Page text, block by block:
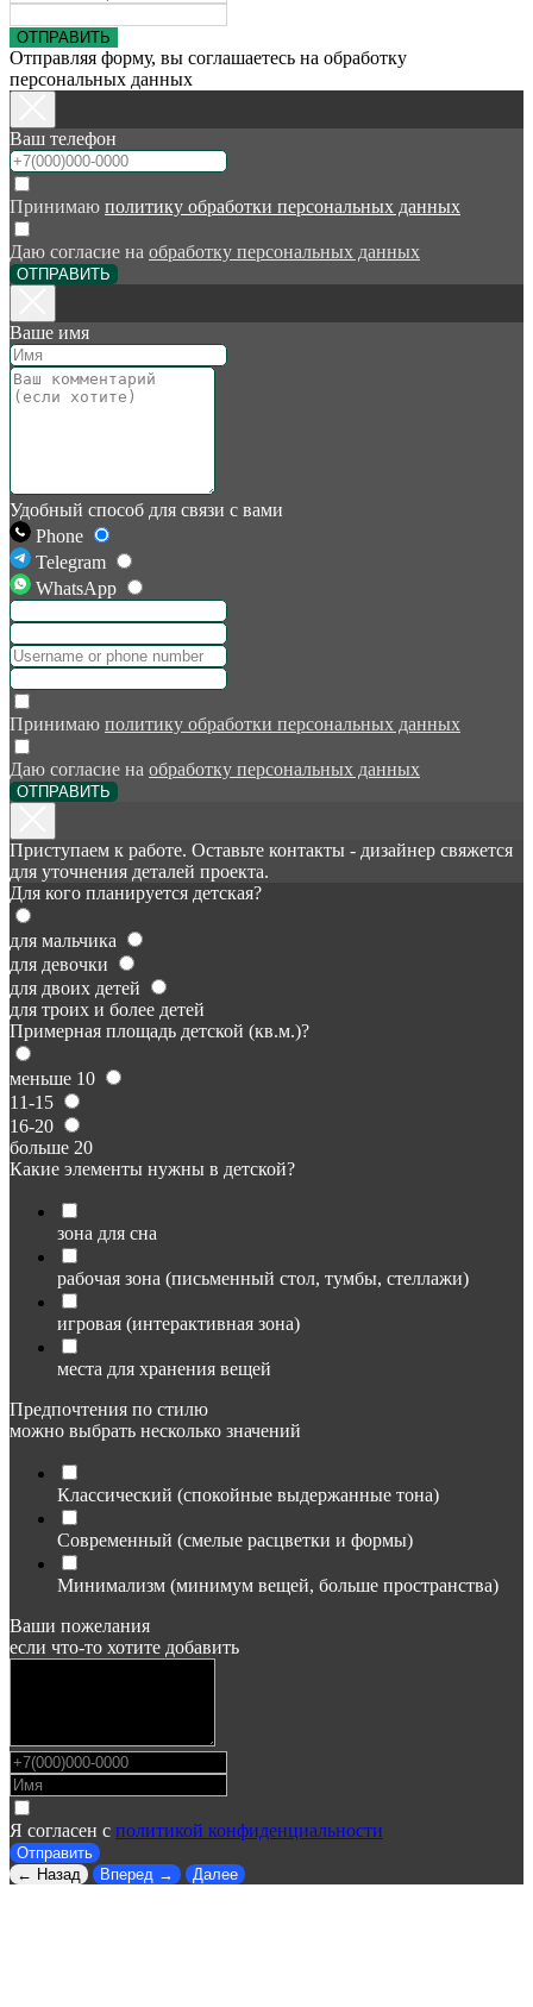
ОТПРАВИТЬ
Отправляя форму, вы соглашаетесь на обработку
персональных данных
Ваш телефон
Принимаю политику обработки персональных данных
Даю согласие на обработку персональных данных
ОТПРАВИТЬ
Ваше имя
Удобный способ для связи с вами
Phone
Telegram
WhatsApp
Принимаю политику обработки персональных данных
Даю согласие на обработку персональных данных
ОТПРАВИТЬ
Приступаем к работе. Оставьте контакты - дизайнер свяжется
для уточнения деталей проекта.
Для кого планируется детская?
для мальчика
для девочки
для двоих детей
для троих и более детей
Примерная площадь детской (кв.м.)?
меньше 10
11-15
16-20
больше 20
Какие элементы нужны в детской?
зона для сна
рабочая зона (письменный стол, тумбы, стеллажи)
игровая (интерактивная зона)
места для хранения вещей
Предпочтения по стилю
можно выбрать несколько значений
Классический (спокойные выдержанные тона)
Современный (смелые расцветки и формы)
Минимализм (минимум вещей, больше пространства)
Ваши пожелания
если что-то хотите добавить
Я согласен с политикой конфиденциальности
Отправить
← Назад
Вперед → Далее